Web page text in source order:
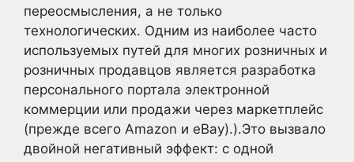
переосмысления, а не только
технологических. Одним из наиболее часто
используемых путей для многих розничных и
розничных продавцов является разработка
персонального портала электронной
коммерции или продажи через маркетплейс
(прежде всего Amazon и eBay).).Это вызвало
двойной негативный эффект: с одной